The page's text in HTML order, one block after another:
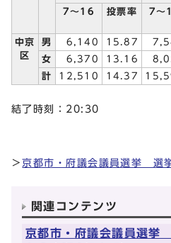
7～16
投票率 7～
中京
区
男 6,140 15.87
女
6,370 13.16
計
12,510 14.37
結了時刻：20:30
＞京都市・府議会議員選挙 選
関連コンテンツ
京都市・府議会議員選